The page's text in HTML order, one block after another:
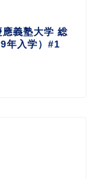
應義塾大学 総
年入学）#1